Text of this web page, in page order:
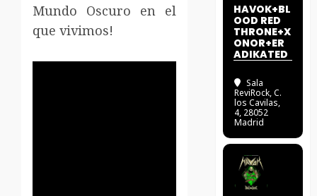
Mundo Oscuro en el
que vivimos!
HAVOK+BL
OOD RED
THRONE+X
ONOR+ER
ADIKATED
Sala
ReviRock, C.
los Cavilas,
4, 28052
Madrid